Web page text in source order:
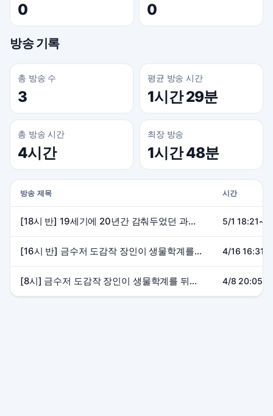
0 0
방송 기록
총 방송 수
3
평균 방송 시간
1시간 29분
총 방송 시간
4시간
최장 방송
1시간 48분
방송 제목 시간
[18시 반] 19세기에 20년간 감춰두었던 과학내용 파헤치기?! 5/1
[16시 반] 금수저 도감작 장인이 생물학계를 뒤흔든 썰 1,2부 4/16
[8시] 금수저 도감작 장인이 생물학계를 뒤흔든 썰 4/8